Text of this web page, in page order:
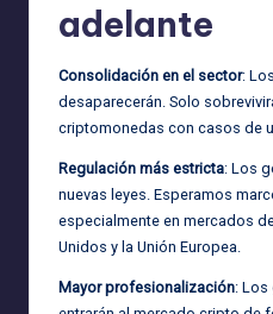
adelante
Consolidación en el sector:
desaparecerán. Solo
criptomonedas con casos de
Regulación más estricta: Los
nuevas leyes. Esperamos
especialmente en mercados
Unidos y la Unión Europea.
Mayor profesionalización: